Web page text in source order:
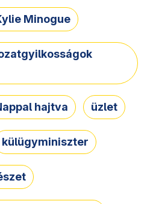
Minogue
hajtva üzlet
külügyminiszter